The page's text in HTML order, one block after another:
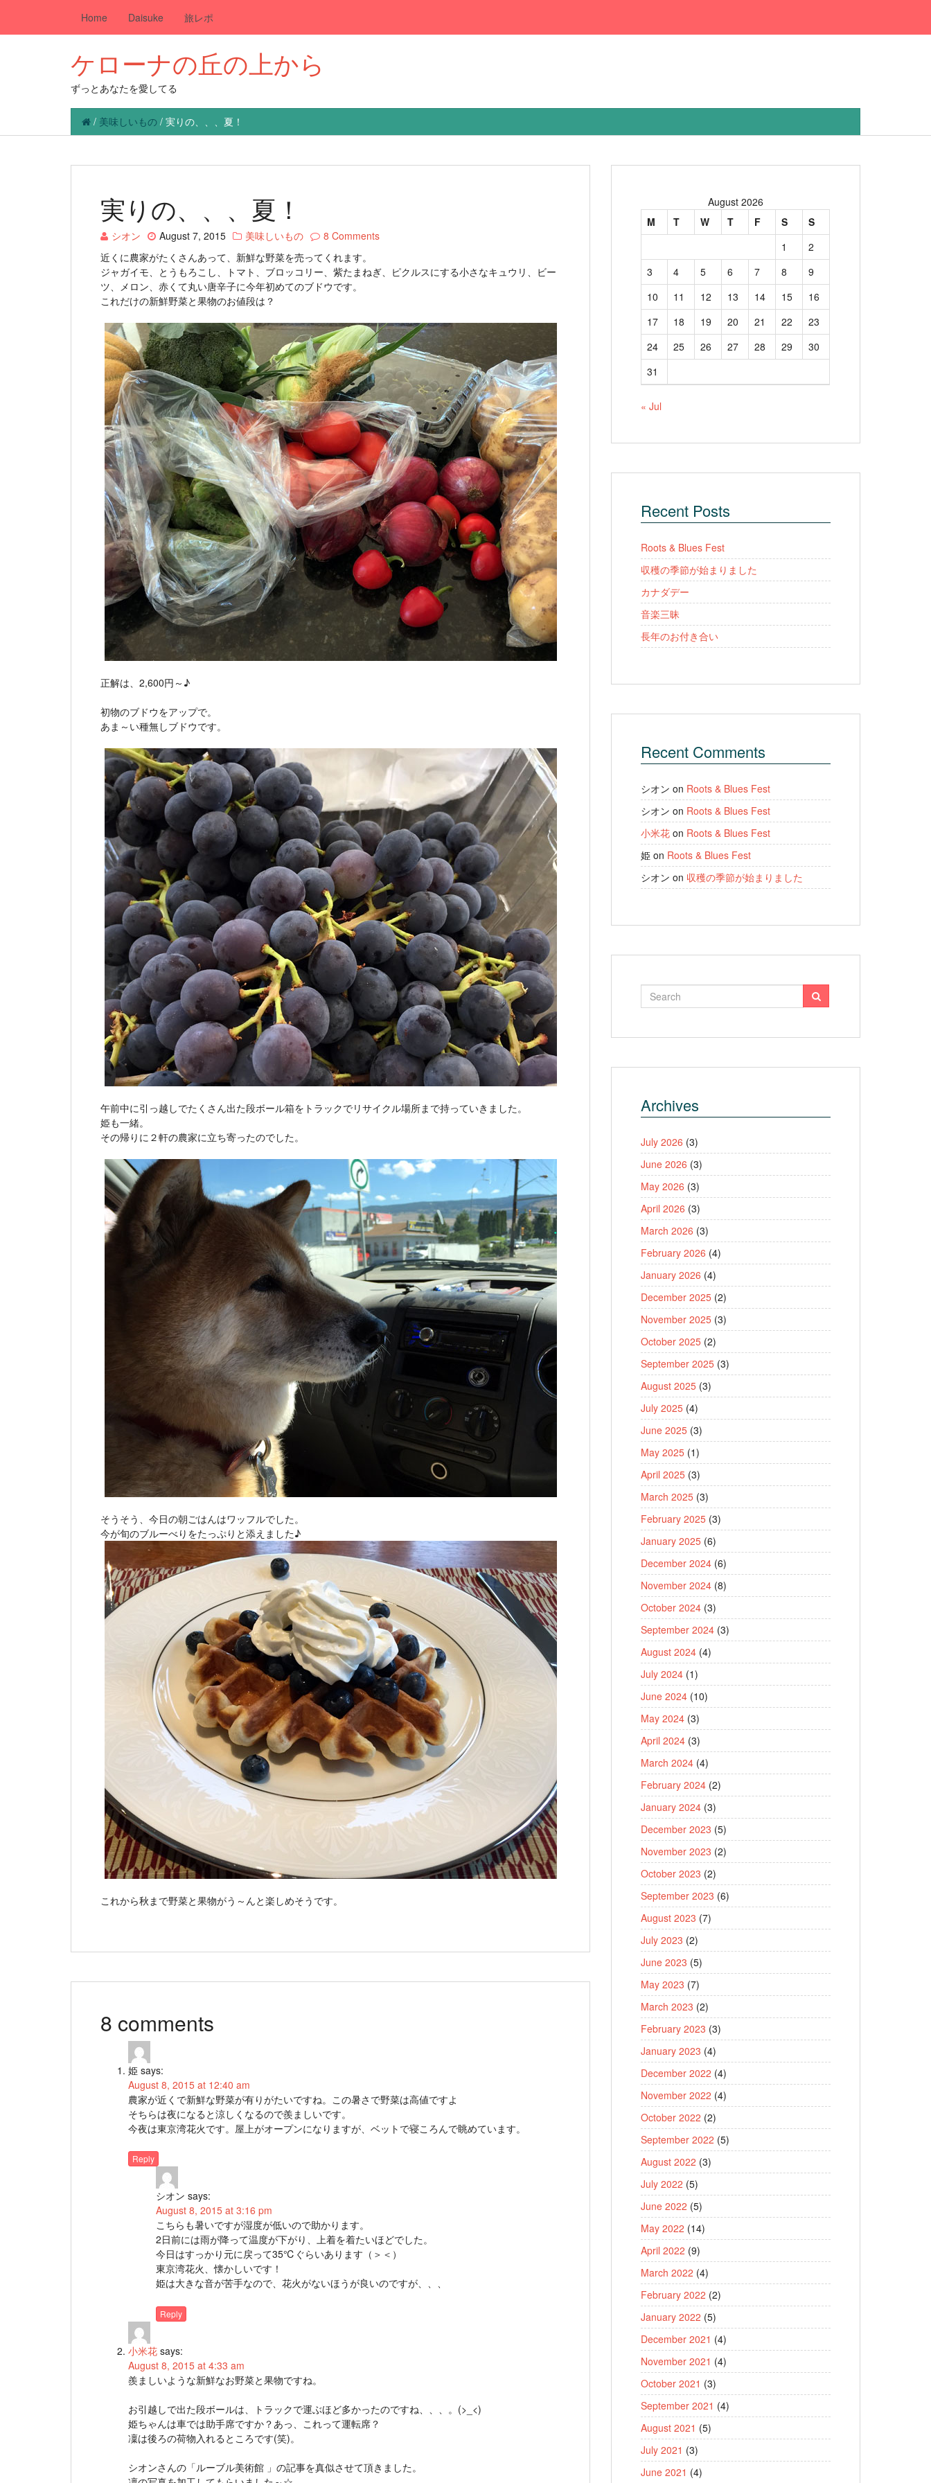
Home Daisuke 旅レポ
ケローナの丘の上から
ずっとあなたを愛してる
/ 美味しいもの / 実りの、、、夏！
実りの、、、夏！
シオン August 7, 2015 美味しいもの
8 Comments
近くに農家がたくさんあって、新鮮な野菜を売ってくれます。
ジャガイモ、とうもろこし、トマト、ブロッコリー、紫たまねぎ、ピクルスにする小さなキュウリ、ビー
ツ、メロン、赤くて丸い唐辛子に今年初めてのブドウです。
これだけの新鮮野菜と果物のお値段は？
正解は、2,600円～♪
初物のブドウをアップで。
あま～い種無しブドウです。
午前中に引っ越しでたくさん出た段ボール箱をトラックでリサイクル場所まで持っていきました。
姫も一緒。
その帰りに２軒の農家に立ち寄ったのでした。
そうそう、今日の朝ごはんはワッフルでした。
今が旬のブルーべりをたっぷりと添えました♪
これから秋まで野菜と果物がう～んと楽しめそうです。
8 comments
姫 says:
August 8, 2015 at 12:40 am
農家が近くで新鮮な野菜が有りがたいですね。この暑さで野菜は高値ですよ
そちらは夜になると涼しくなるので羨ましいです。
今夜は東京湾花火です。屋上がオープンになりますが、ベットで寝ころんで眺めています。
Reply
シオン says:
August 8, 2015 at 3:16 pm
こちらも暑いですが湿度が低いので助かります。
2日前には雨が降って温度が下がり、上着を着たいほどでした。
今日はすっかり元に戻って35℃ぐらいあります（＞＜）
東京湾花火、懐かしいです！
姫は大きな音が苦手なので、花火がないほうが良いのですが、、、
Reply
小米花 says:
August 8, 2015 at 4:33 am
羨ましいような新鮮なお野菜と果物ですね。
お引越しで出た段ボールは、トラックで運ぶほど多かったのですね、、、。(>_<)
姫ちゃんは車では助手席ですか？あっ、これって運転席？
凜は後ろの荷物入れるところです(笑)。
シオンさんの「ルーブル美術館 」の記事を真似させて頂きました。
August 2026
M
T W T F S
S
1
2
3
4 5 6 7 8
9
10
11 12 13 14 15
16
17
18 19 20 21 22
23
24
25 26 27 28 29
30
31
« Jul
Recent Posts
Roots & Blues Fest
収穫の季節が始まりました
カナダデー
音楽三昧
長年のお付き合い
Recent Comments
シオン on Roots & Blues Fest
シオン on Roots & Blues Fest
小米花 on Roots & Blues Fest
姫 on Roots & Blues Fest
シオン on 収穫の季節が始まりました
Archives
July 2026 (3)
June 2026 (3)
May 2026 (3)
April 2026 (3)
March 2026 (3)
February 2026 (4)
January 2026 (4)
December 2025 (2)
November 2025 (3)
October 2025 (2)
September 2025 (3)
August 2025 (3)
July 2025 (4)
June 2025 (3)
May 2025 (1)
April 2025 (3)
March 2025 (3)
February 2025 (3)
January 2025 (6)
December 2024 (6)
November 2024 (8)
October 2024 (3)
September 2024 (3)
August 2024 (4)
July 2024 (1)
June 2024 (10)
May 2024 (3)
April 2024 (3)
March 2024 (4)
February 2024 (2)
January 2024 (3)
December 2023 (5)
November 2023 (2)
October 2023 (2)
September 2023 (6)
August 2023 (7)
July 2023 (2)
June 2023 (5)
May 2023 (7)
March 2023 (2)
February 2023 (3)
January 2023 (4)
December 2022 (4)
November 2022 (4)
October 2022 (2)
September 2022 (5)
August 2022 (3)
July 2022 (5)
June 2022 (5)
May 2022 (14)
April 2022 (9)
March 2022 (4)
February 2022 (2)
January 2022 (5)
December 2021 (4)
November 2021 (4)
October 2021 (3)
September 2021 (4)
August 2021 (5)
July 2021 (3)
June 2021 (4)